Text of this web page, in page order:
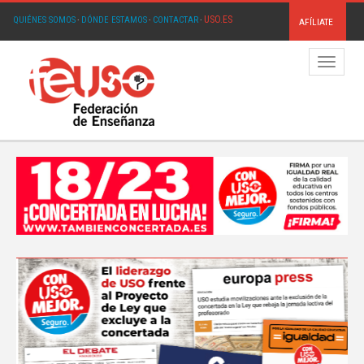
QUIÉNES SOMOS· DÓNDE ESTAMOS· CONTACTAR· USO.ES AFÍLIATE
Menú